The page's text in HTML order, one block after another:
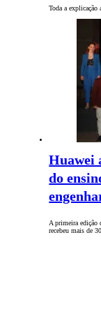
Toda a explicação
Huawei
do
A primeira edição
recebeu mais de